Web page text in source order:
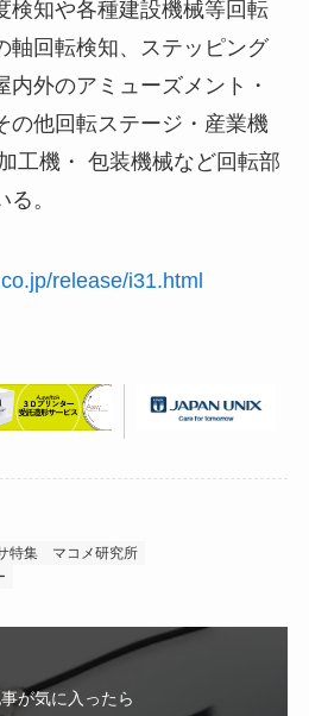
検知や各種建設機械等回転
軸回転検知、ステッピング
外のアミューズメント・
の他回転ステージ・産業機
工機・ 包装機械など回転部
。
release/i31.html
特集
マコメ研究所
が気に入ったら